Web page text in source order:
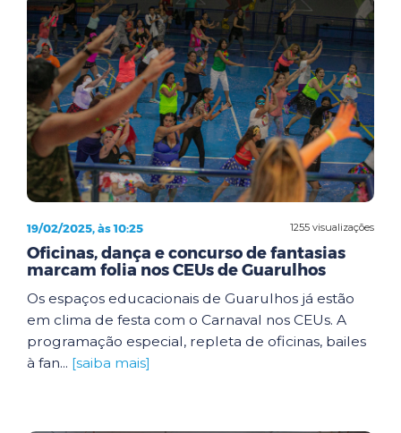
1255 visualizações
19/02/2025, às 10:25
Oficinas, dança e concurso de fantasias
marcam folia nos CEUs de Guarulhos
Os espaços educacionais de Guarulhos já estão
em clima de festa com o Carnaval nos CEUs. A
programação especial, repleta de oficinas, bailes
à fan... [saiba mais]